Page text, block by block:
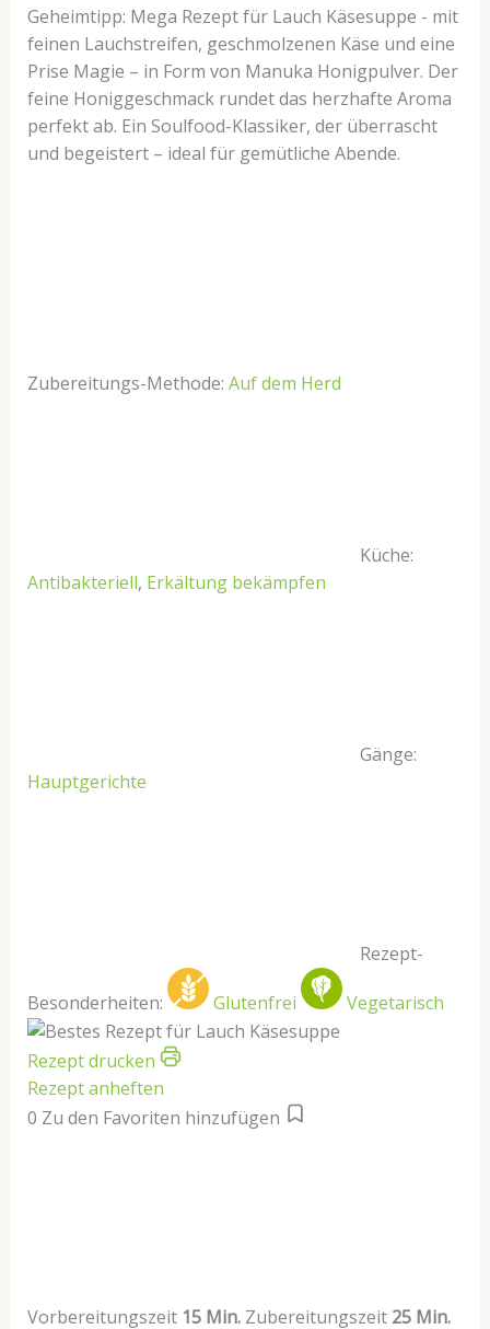
Geheimtipp: Mega Rezept für Lauch Käsesuppe - mit
feinen Lauchstreifen, geschmolzenen Käse und eine
Prise Magie – in Form von Manuka Honigpulver. Der
feine Honiggeschmack rundet das herzhafte Aroma
perfekt ab. Ein Soulfood-Klassiker, der überrascht
und begeistert – ideal für gemütliche Abende.
Zubereitungs-Methode: Auf dem Herd
Küche:
Antibakteriell, Erkältung bekämpfen
Gänge:
Hauptgerichte
Rezept-
Besonderheiten: Glutenfrei Vegetarisch
Rezept drucken
Rezept anheften
0 Zu den Favoriten hinzufügen
Vorbereitungszeit 15 Min. Zubereitungszeit 25 Min.